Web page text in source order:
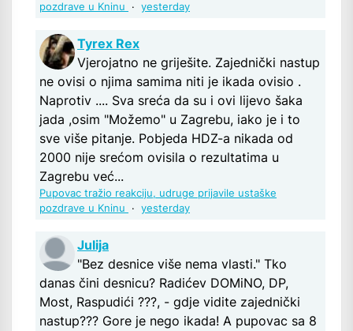
pozdrave u Kninu
· yesterday
Tyrex Rex
Vjerojatno ne griješite. Zajednički nastup
ne ovisi o njima samima niti je ikada ovisio .
Naprotiv .... Sva sreća da su i ovi lijevo šaka
jada ,osim "Možemo" u Zagrebu, iako je i to
sve više pitanje. Pobjeda HDZ-a nikada od
2000 nije srećom ovisila o rezultatima u
Zagrebu već...
Pupovac tražio reakciju, udruge prijavile ustaške
pozdrave u Kninu
· yesterday
Julija
"Bez desnice više nema vlasti." Tko
danas čini desnicu? Radićev DOMiNO, DP,
Most, Raspudići ???, - gdje vidite zajednički
nastup??? Gore je nego ikada! A pupovac sa 8